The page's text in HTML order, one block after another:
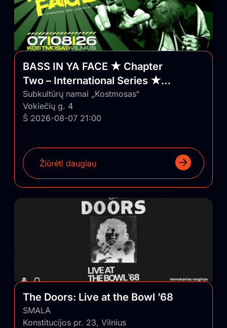
BASS IN YA FACE ★ Chapter
Two – International Series ★
Vilnius/Lithuania
Subkultūrų namai „Kostmosas“
Vokiečių g. 4
Š 2026-08-07 21:00
Žiūrėti daugiau
The Doors: Live at the Bowl ’68
SMALA
Konstitucijos pr. 23, Vilnius